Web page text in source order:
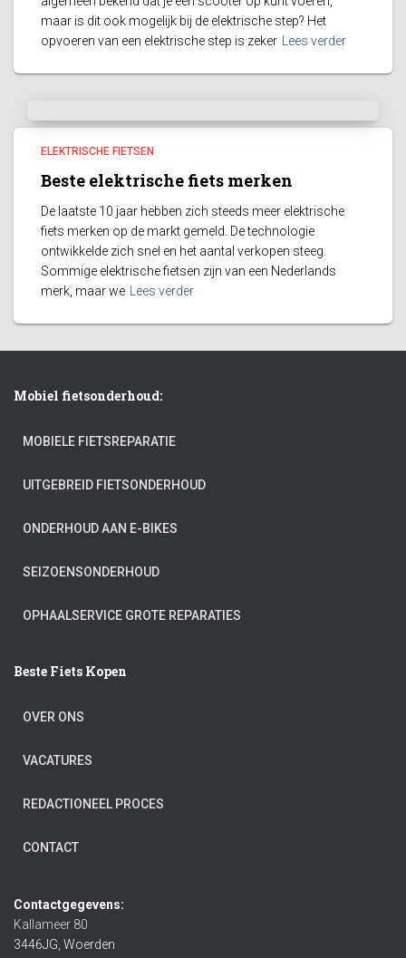
maar is dit ook mogelijk bij de elektrische step? Het
opvoeren van een elektrische step is zeker
Lees verder
ELEKTRISCHE FIETSEN
Beste elektrische fiets merken
De laatste 10 jaar hebben zich steeds meer elektrische
fiets merken op de markt gemeld. De technologie
ontwikkelde zich snel en het aantal verkopen steeg.
Sommige elektrische fietsen zijn van een Nederlands
merk, maar we
Lees verder
Mobiel fietsonderhoud:
MOBIELE FIETSREPARATIE
UITGEBREID FIETSONDERHOUD
ONDERHOUD AAN E-BIKES
SEIZOENSONDERHOUD
OPHAALSERVICE GROTE REPARATIES
Beste Fiets Kopen
OVER ONS
VACATURES
REDACTIONEEL PROCES
CONTACT
Contactgegevens:
Kallameer 80
3446JG, Woerden